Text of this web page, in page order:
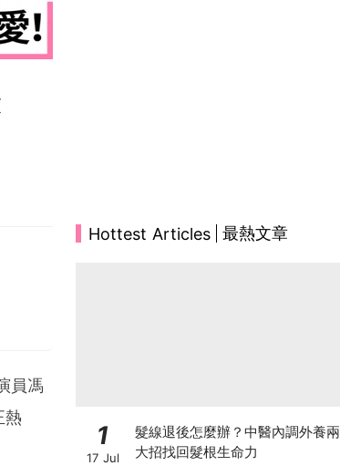
員馮
熱
Hottest Articles 最熱文章
1
17 Jul
髮線退後怎麼辦？中醫內調外養兩
大招找回髮根生命力